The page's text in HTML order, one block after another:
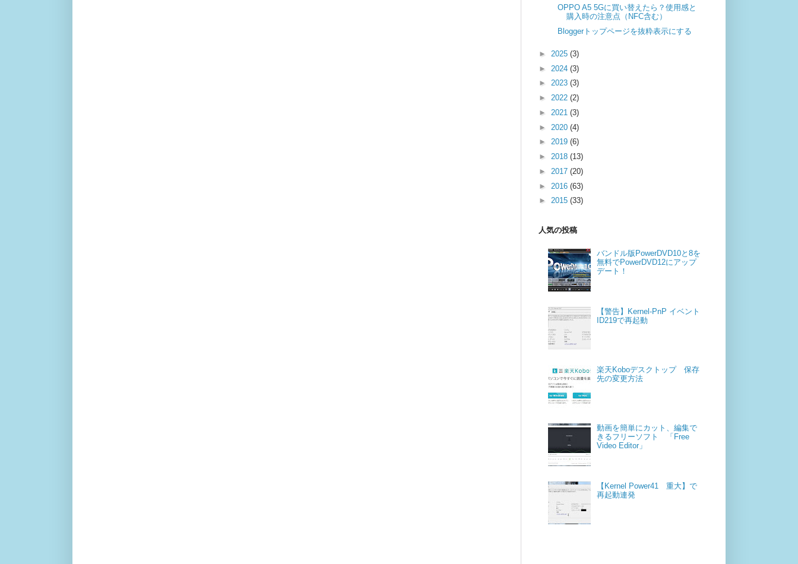
OPPO A5 5Gに買い替えたら？使用感と
購入時の注意点（NFC含む）
Bloggerトップページを抜粋表示にする
► 2025 (3)
► 2024 (3)
► 2023 (3)
► 2022 (2)
► 2021 (3)
► 2020 (4)
► 2019 (6)
► 2018 (13)
► 2017 (20)
► 2016 (63)
► 2015 (33)
人気の投稿
バンドル版PowerDVD10と8を
無料でPowerDVD12にアップ
デート！
【警告】Kernel-PnP イベント
ID219で再起動
楽天Koboデスクトップ 保存
先の変更方法
動画を簡単にカット、編集で
きるフリーソフト 「Free
Video Editor」
【Kernel Power41 重大】で
再起動連発